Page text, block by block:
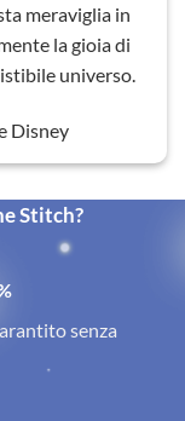
meraviglia in
la gioia di
universo.
Disney
Stitch?
senza